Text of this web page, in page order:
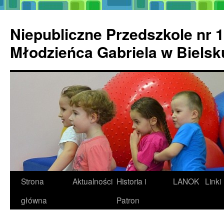
treści
Niepubliczne Przedszkole nr
Młodzieńca Gabriela w
Strona
główna
Aktualności Historia i
Patron
LANOK Linki